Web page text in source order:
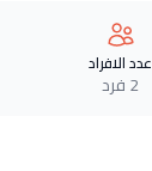
عدد الافراد
2 فرد